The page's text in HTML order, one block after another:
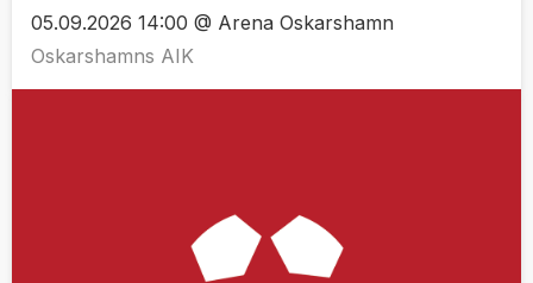
05.09.2026 14:00 @ Arena Oskarshamn
Oskarshamns AIK